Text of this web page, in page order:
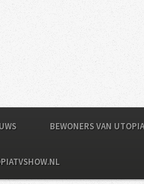
BEWONERS VAN